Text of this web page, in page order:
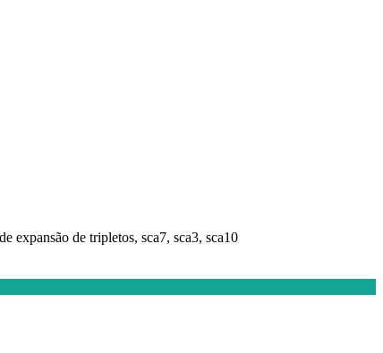
expansão de tripletos, sca7, sca3, sca10